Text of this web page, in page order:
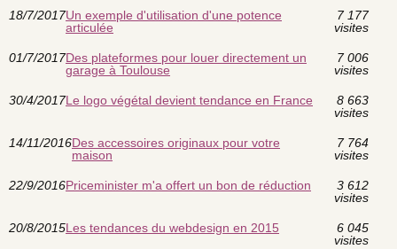
18/7/2017Un exemple d'utilisation d'une potence
articulée
7 177
visites
01/7/2017Des plateformes pour louer directement un
garage à Toulouse
7 006
visites
30/4/2017Le logo végétal devient tendance en France
8 663
visites
14/11/2016Des accessoires originaux pour votre
maison
7 764
visites
22/9/2016Priceminister m'a offert un bon de réduction
3 612
visites
20/8/2015Les tendances du webdesign en 2015
6 045
visites